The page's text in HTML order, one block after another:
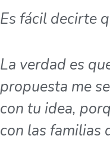
Es fácil decirte
La verdad es
propuesta me
con tu idea,
con las familias